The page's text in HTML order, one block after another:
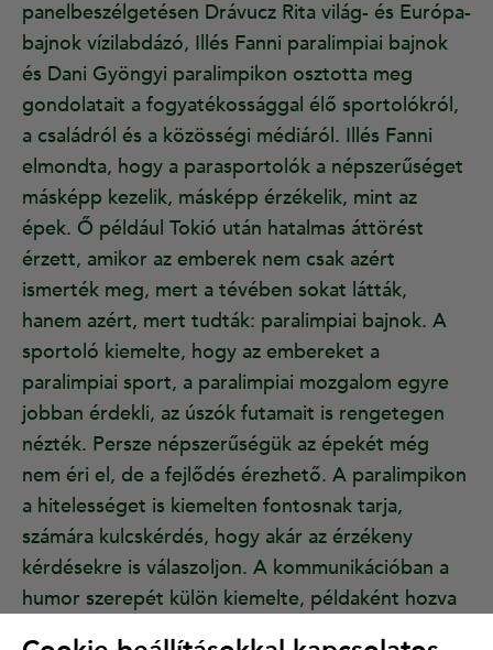
panelbeszélgetésen Drávucz Rita világ- és Európa-
bajnok vízilabdázó, Illés Fanni paralimpiai bajnok
és Dani Gyöngyi paralimpikon osztotta meg
gondolatait a fogyatékossággal élő sportolókról,
a családról és a közösségi médiáról. Illés Fanni
elmondta, hogy a parasportolók a népszerűséget
másképp kezelik, másképp érzékelik, mint az
épek. Ő például Tokió után hatalmas áttörést
érzett, amikor az emberek nem csak azért
ismerték meg, mert a tévében sokat látták,
hanem azért, mert tudták: paralimpiai bajnok. A
sportoló kiemelte, hogy az embereket a
paralimpiai sport, a paralimpiai mozgalom egyre
jobban érdekli, az úszók futamait is rengetegen
nézték. Persze népszerűségük az épekét még
nem éri el, de a fejlődés érezhető. A paralimpikon
a hitelességet is kiemelten fontosnak tarja,
számára kulcskérdés, hogy akár az érzékeny
kérdésekre is válaszoljon. A kommunikációban a
humor szerepét külön kiemelte, példaként hozva